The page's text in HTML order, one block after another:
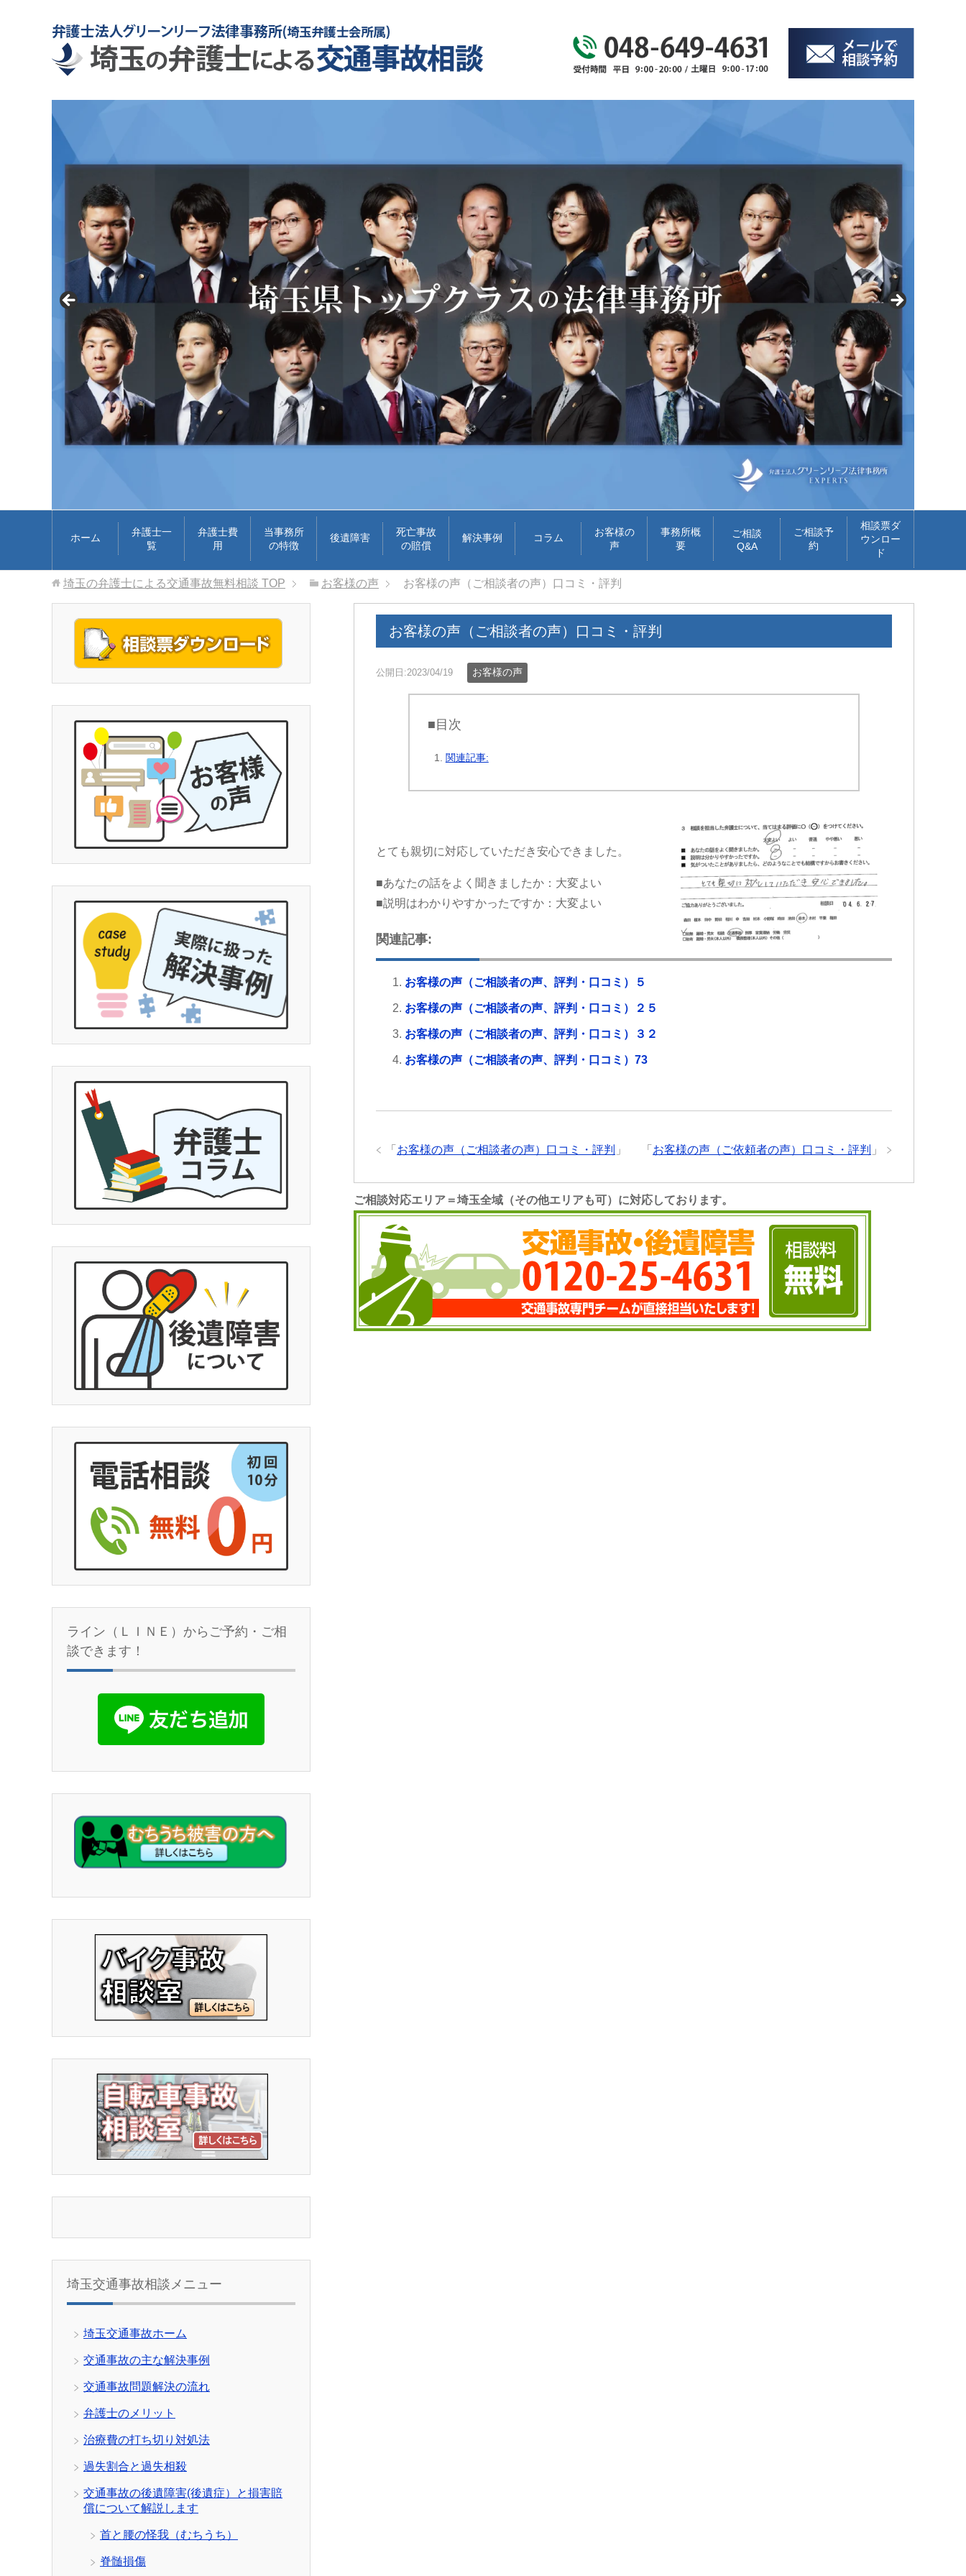
ホーム
弁護士一
覧
弁護士費
用
当事務所
の特徴
後遺障害
死亡事故
の賠償
解決事例 コラム
お客様の
声
事務所概
要
ご相談
Q&A
ご相談予
約
相談票ダ
ウンロー
ド
埼玉の弁護士による交通事故無料相談 TOP お客様の声 お客様の声（ご相談者の声）口コミ・評判
お客様の声（ご相談者の声）口コミ・評判
公開日:2023/04/19 お客様の声
■目次
関連記事:
とても親切に対応していただき安心できました。
■あなたの話をよく聞きましたか：大変よい
■説明はわかりやすかったですか：大変よい
関連記事:
お客様の声（ご相談者の声、評判・口コミ）５
お客様の声（ご相談者の声、評判・口コミ）２５
お客様の声（ご相談者の声、評判・口コミ）３２
お客様の声（ご相談者の声、評判・口コミ）73
「 お客様の声（ご依頼者の声）口コミ・評判 」
「 お客様の声（ご相談者の声）口コミ・評判 」
ご相談対応エリア＝埼玉全域（その他エリアも可）に対応しております。
ライン（ＬＩＮＥ）からご予約・ご相
談できます！
埼玉交通事故相談メニュー
埼玉交通事故ホーム
交通事故の主な解決事例
交通事故問題解決の流れ
弁護士のメリット
治療費の打ち切り対処法
過失割合と過失相殺
交通事故の後遺障害(後遺症）と損害賠
償について解説します
首と腰の怪我（むちうち）
脊髄損傷